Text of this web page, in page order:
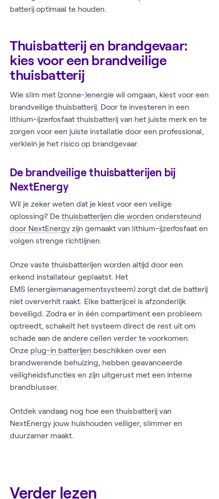
batterij optimaal te houden.
Thuisbatterij en brandgevaar:
kies voor een brandveilige
thuisbatterij
Wie slim met (zonne-)energie wil omgaan, kiest voor een
brandveilige thuisbatterij. Door te investeren in een
lithium-ijzerfosfaat thuisbatterij van het juiste merk en te
zorgen voor een juiste installatie door een professional,
verklein je het risico op brandgevaar.
De brandveilige thuisbatterijen bij
NextEnergy
Wil je zeker weten dat je kiest voor een veilige
oplossing? De thuisbatterijen die worden ondersteund
door NextEnergy zijn gemaakt van lithium-ijzerfosfaat en
volgen strenge richtlijnen.
Onze vaste thuisbatterijen worden altijd door een
erkend installateur geplaatst. Het
EMS (energiemanagementsysteem) zorgt dat de batterij
niet oververhit raakt. Elke batterijcel is afzonderlijk
beveiligd. Zodra er in één compartiment een probleem
optreedt, schakelt het systeem direct de rest uit om
schade aan de andere cellen verder te voorkomen.
Onze plug-in batterijen beschikken over een
brandwerende behuizing, hebben geavanceerde
veiligheidsfuncties en zijn uitgerust met een interne
brandblusser.
Ontdek vandaag nog hoe een thuisbatterij van
NextEnergy jouw huishouden veiliger, slimmer en
duurzamer maakt.
Verder lezen